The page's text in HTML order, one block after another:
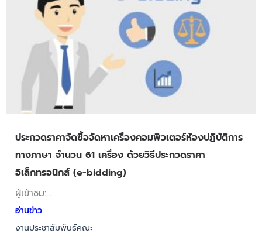
ประกวดราคาจัดซื้อจัดหาเครื่องคอมพิวเตอร์ห้องปฏิบัติการ
ทางภาษา จำนวน 61 เครื่อง ด้วยวิธีประกวดราคา
อิเล็กทรอนิกส์ (e-bidding)
ผู้เข้าชม:...
อ่านข่าว
งานประชาสัมพันธ์คณะ